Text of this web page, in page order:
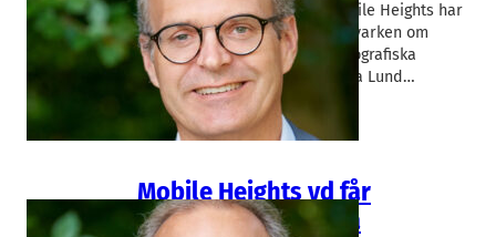
Namnet för teknikklustret Mobile Heights har
spelat ut sin roll. Det handlar varken om
mobilindustri eller om den geografiska
anspelningen på höjden i norra Lund…
Mobile Heights vd får
topposition i Europa